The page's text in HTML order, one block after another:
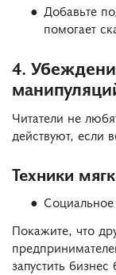
Добавьте
помогает
4.
Читатели не
действуют, если
Техники
Социальное
Покажите, что
запустить